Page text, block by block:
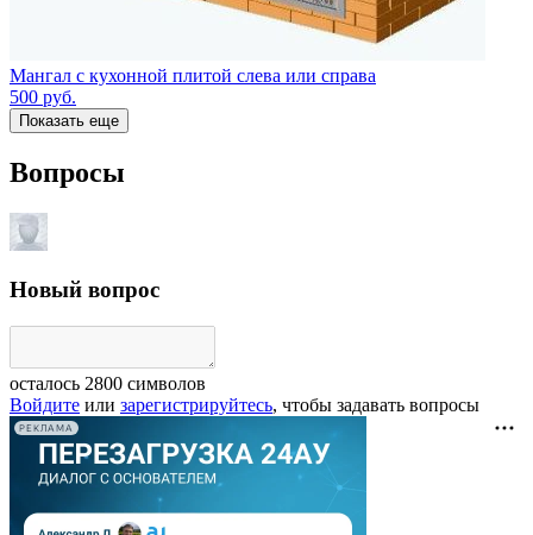
Мангал с кухонной плитой слева или справа
500 руб.
Показать еще
Вопросы
Новый вопрос
осталось 2800 символов
Войдите или зарегистрируйтесь, чтобы задавать вопросы
РЕКЛАМА